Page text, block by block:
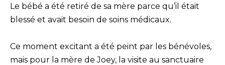
Le bébé a été retiré de sa mère parce qu’il était
blessé et avait besoin de soins médicaux.
Ce moment excitant a été peint par les bénévoles,
mais pour la mère de Joey, la visite au sanctuaire